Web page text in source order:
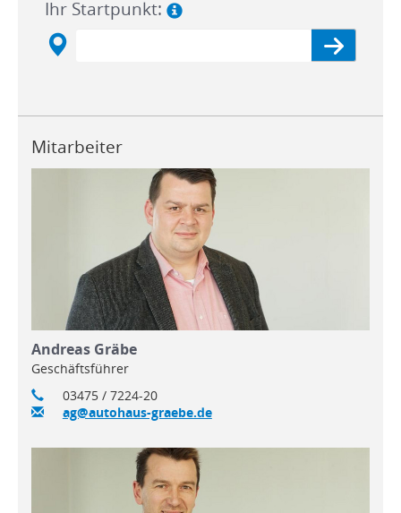
Ihr Startpunkt:
Mitarbeiter
Andreas Gräbe
Geschäftsführer
03475 / 7224-20
ag@autohaus-graebe.de